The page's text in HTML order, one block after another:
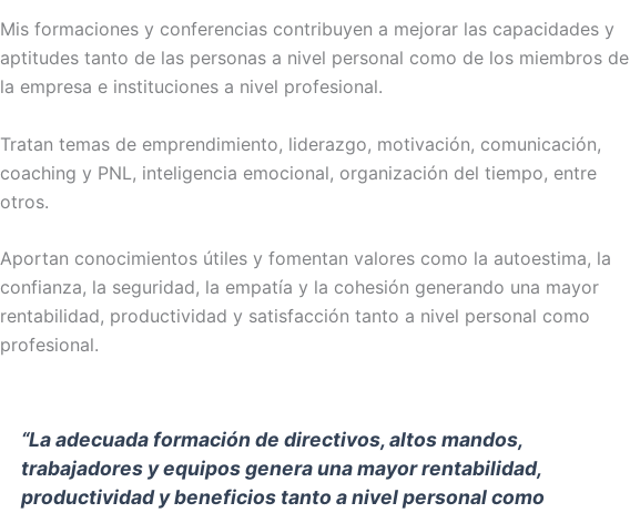
Mis formaciones y conferencias contribuyen a mejorar las capacidades y
aptitudes tanto de las personas a nivel personal como de los miembros de
la empresa e instituciones a nivel profesional.
Tratan temas de emprendimiento, liderazgo, motivación, comunicación,
coaching y PNL, inteligencia emocional, organización del tiempo, entre
otros.
Aportan conocimientos útiles y fomentan valores como la autoestima, la
confianza, la seguridad, la empatía y la cohesión generando una mayor
rentabilidad, productividad y satisfacción tanto a nivel personal como
profesional.
“La adecuada formación de directivos, altos mandos,
trabajadores y equipos genera una mayor rentabilidad,
productividad y beneficios tanto a nivel personal como